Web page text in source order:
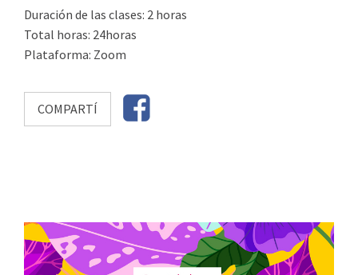
Duración de las clases: 2 horas
Total horas: 24horas
Plataforma: Zoom
COMPARTÍ